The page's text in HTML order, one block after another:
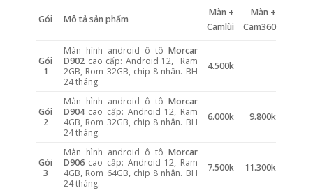
Gói Mô tả sản phẩm
Màn +
Camlùi
Màn +
Cam360
Gói
1
Màn hình android ô tô Morcar
D902cao cấp: Android 12, Ram
2GB, Rom 32GB, chip 8 nhân. BH
24 tháng.
4.500k
Gói
2
Màn hình android ô tô Morcar
D904cao cấp: Android 12, Ram
4GB, Rom 32GB, chip 8 nhân. BH
24 tháng.
6.000k 9.800k
Gói
3
Màn hình android ô tô Morcar
D906cao cấp: Android 12, Ram
4GB, Rom 64GB, chip 8 nhân. BH
24 tháng.
7.500k 11.300k